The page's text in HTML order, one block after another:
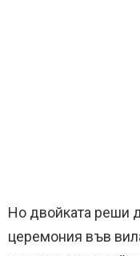
Но двойката реши
церемония във